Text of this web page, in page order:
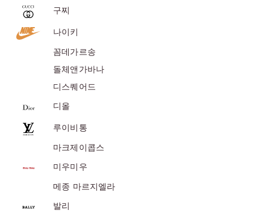
레
구찌
나이키
꼼데가르송
돌체앤가바나
디스퀘어드
디올
루이비통
마크제이콥스
미우미우
메종 마르지엘라
발리